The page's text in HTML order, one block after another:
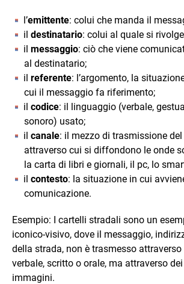
l’emittente: colui che manda il
il destinatario: colui al quale si
il messaggio: ciò che viene
al destinatario;
il referente: l’argomento, la
cui il messaggio fa riferimento;
il codice: il linguaggio (verbale,
sonoro) usato;
il canale: il mezzo di trasmissione del
attraverso cui si diffondono le onde
la carta di libri e giornali, il pc, lo
il contesto: la situazione in cui
comunicazione.
Esempio: I cartelli stradali sono un
iconico-visivo, dove il messaggio,
della strada, non è trasmesso
verbale, scritto o orale, ma attraverso
immagini.